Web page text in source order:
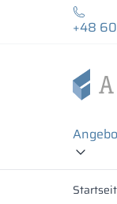
+48